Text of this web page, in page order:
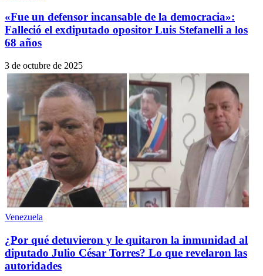
«Fue un defensor incansable de la democracia»:
Falleció el exdiputado opositor Luis Stefanelli a los
68 años
3 de octubre de 2025
Venezuela
¿Por qué detuvieron y le quitaron la inmunidad al
diputado Julio César Torres? Lo que revelaron las
autoridades